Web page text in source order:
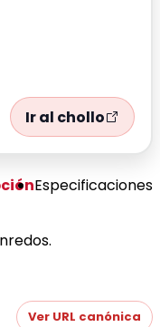
Ir al chollo
Especificaciones
Ver URL canónica